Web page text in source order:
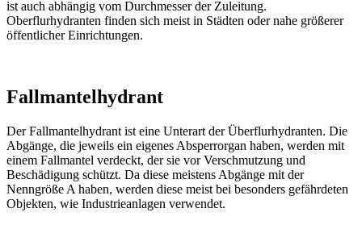
ist auch abhängig vom Durchmesser der Zuleitung.
Oberflurhydranten finden sich meist in Städten oder nahe größerer
öffentlicher Einrichtungen.
Fallmantelhydrant
Der Fallmantelhydrant ist eine Unterart der Überflurhydranten. Die
Abgänge, die jeweils ein eigenes Absperrorgan haben, werden mit
einem Fallmantel verdeckt, der sie vor Verschmutzung und
Beschädigung schützt. Da diese meistens Abgänge mit der
Nenngröße A haben, werden diese meist bei besonders gefährdeten
Objekten, wie Industrieanlagen verwendet.